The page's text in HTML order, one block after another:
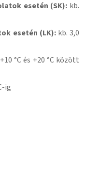
esetén (SK): kb.
esetén (LK):kb. 3,0
°C és +20 °C között
ig